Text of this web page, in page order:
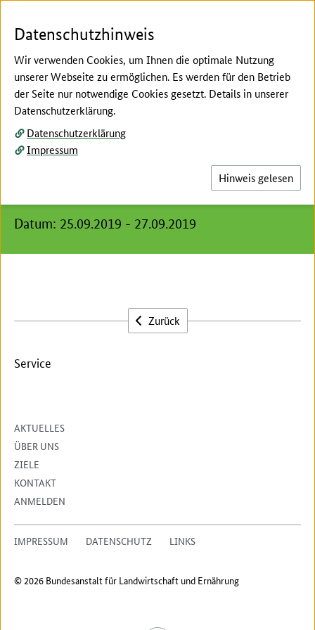
Menü
Hier beginnt der Hauptinhalt dieser Seite
Amtschef- und
Agrarministerkonferenz,
Datum: 25.09.2019 - 27.09.2019
Zurück
Service
AKTUELLES
ÜBER UNS
ZIELE
KONTAKT
ANMELDEN
IMPRESSUM DATENSCHUTZ LINKS
© 2026 Bundesanstalt für Landwirtschaft und Ernährung
Datenschutzhinweis
Wir verwenden Cookies, um Ihnen die optimale Nutzung
unserer Webseite zu ermöglichen. Es werden für den Betrieb
der Seite nur notwendige Cookies gesetzt. Details in unserer
Datenschutzerklärung.
Datenschutzerklärung
Impressum
Hinweis gelesen